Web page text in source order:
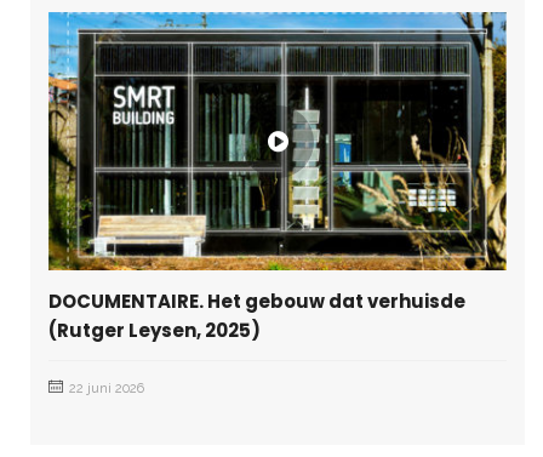
DOCUMENTAIRE. Het gebouw dat verhuisde
(Rutger Leysen, 2025)
22 juni 2026